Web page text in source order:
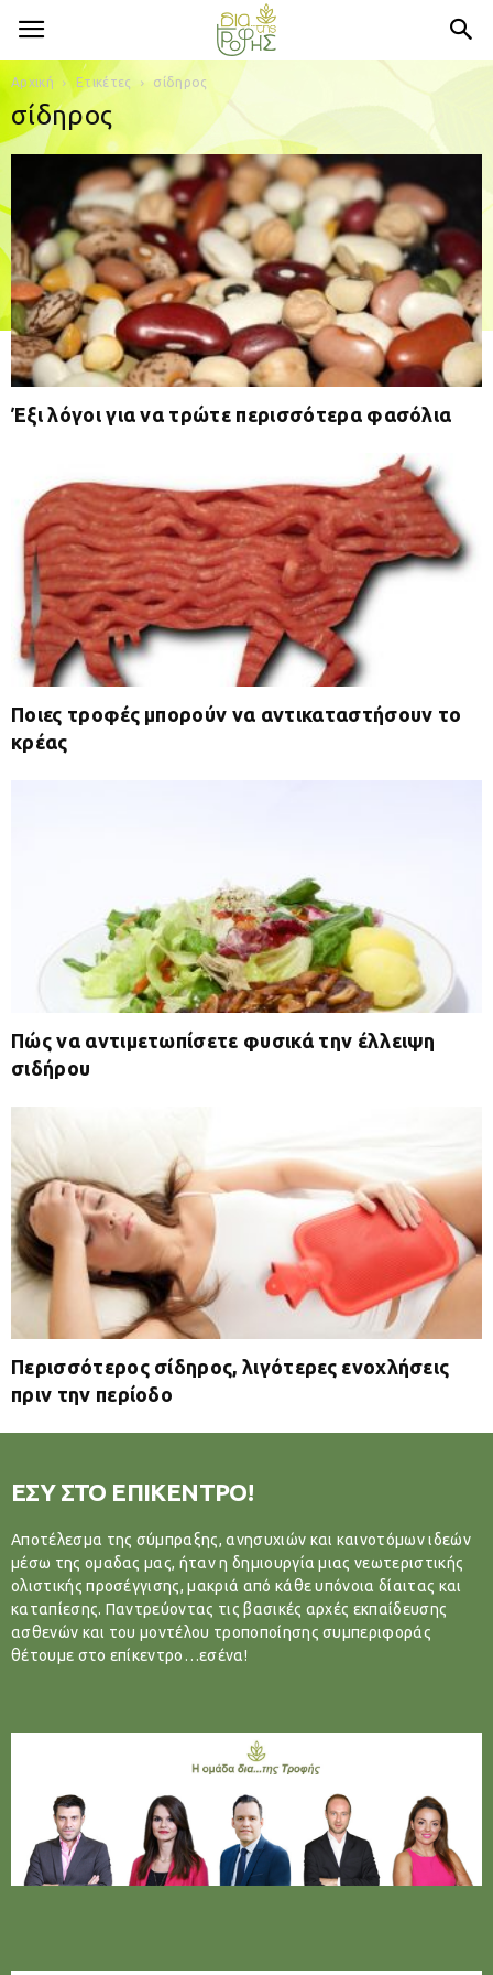
Αρχική Ετικέτες σίδηρος
σίδηρος
Έξι λόγοι για να τρώτε περισσότερα φασόλια
Ποιες τροφές μπορούν να αντικαταστήσουν το
κρέας
Πώς να αντιμετωπίσετε φυσικά την έλλειψη
σιδήρου
Περισσότερος σίδηρος, λιγότερες ενοχλήσεις
πριν την περίοδο
ΕΣΥ ΣΤΟ ΕΠΙΚΕΝΤΡΟ!
Αποτέλεσμα της σύμπραξης, ανησυχιών και καινοτόμων ιδεών
μέσω της ομαδας μας, ήταν η δημιουργία μιας νεωτεριστικής
ολιστικής προσέγγισης, μακριά από κάθε υπόνοια δίαιτας και
καταπίεσης. Παντρεύοντας τις βασικές αρχές εκπαίδευσης
ασθενών και του μοντέλου τροποποίησης συμπεριφοράς
θέτουμε στο επίκεντρο…εσένα!